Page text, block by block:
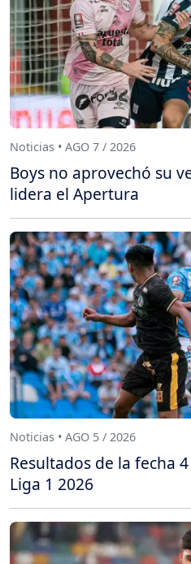
Noticias • AGO 7 / 2026
Boys no aprovechó su
lidera el Apertura
Noticias • AGO 5 / 2026
Resultados de la fecha
Liga 1 2026